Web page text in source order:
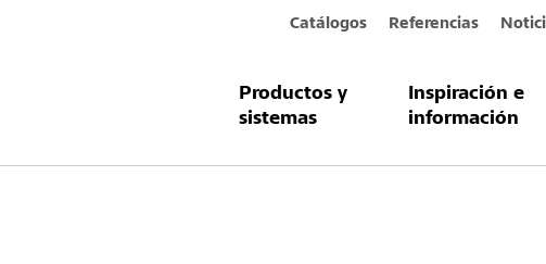
Catálogos Referencias
Productos y
sistemas
Inspiración e
información
Productos y sistemas StoDeco Espiga